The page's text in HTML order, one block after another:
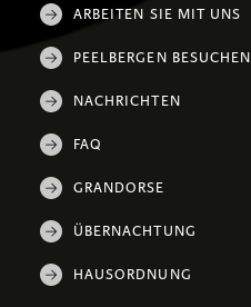
ARBEITEN SIE MIT UNS
PEELBERGEN BESUCHEN
NACHRICHTEN
FAQ
GRANDORSE
ÜBERNACHTUNG
HAUSORDNUNG